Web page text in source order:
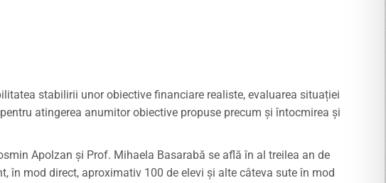
stabilirii unor obiective financiare realiste, evaluarea situației
atingerea anumitor obiective propuse precum și întocmirea şi
Apolzan și Prof. Mihaela Basarabă se află în al treilea an de
în mod direct, aproximativ 100 de elevi și alte câteva sute în mod